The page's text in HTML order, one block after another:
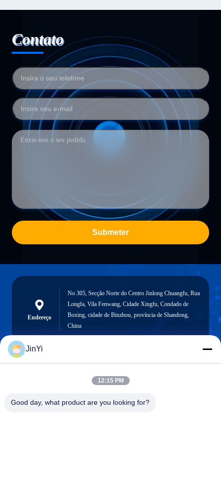
Contato
Submeter
Endereço
No 305, Secção Norte do Centro Jinlong Chuangfu, Rua
Longfa, Vila Fenwang, Cidade Xingfu, Condado de
Boxing, cidade de Binzhou, província de Shandong,
China
chenshasha1867@gmail.com
JinYi
12:15 PM
Good day, what product are you looking for?